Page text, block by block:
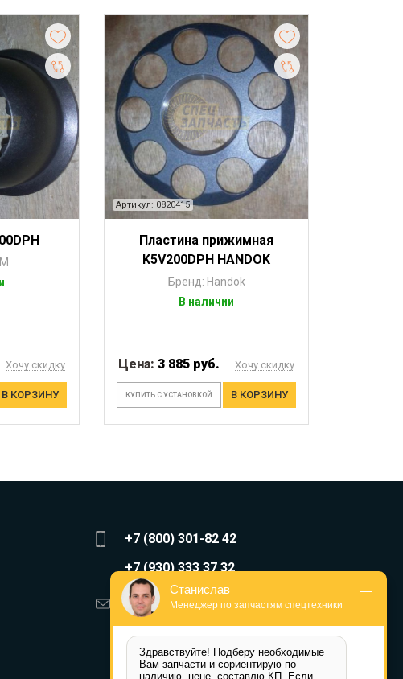
Хочу скидку
В КОРЗИНУ
Артикул: 0820415
Пластина прижимная
K5V200DPH HANDOK
Бренд: Handok
В наличии
Цена: 3 885 руб. Хочу скидку
КУПИТЬ С УСТАНОВКОЙ В КОРЗИНУ
+7 (800) 301-82 42
+7 (930) 333 37 32
zakaz@reduktor40.ru
reductor-40@mail.ru
reduktora40@mail.ru
Станислав
Менеджер по запчастям спецтехники
Здравствуйте! Подберу необходимые
Вам запчасти и сориентирую по
наличию, цене, составлю КП. Если